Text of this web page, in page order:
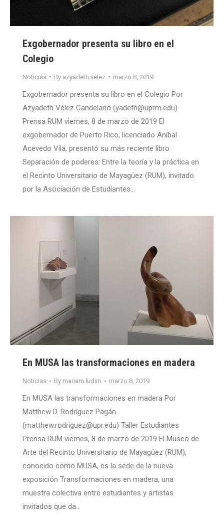
Exgobernador presenta su libro en el
Colegio
Noticias By azyadeth.velez marzo 8, 2019
Exgobernador presenta su libro en el Colegio Por
Azyadeth Vélez Candelario (yadeth@uprm.edu)
Prensa RUM viernes, 8 de marzo de 2019 El
exgobernador de Puerto Rico, licenciado Aníbal
Acevedo Vilá, presentó su más reciente libro
Separación de poderes: Entre la teoría y la práctica en
el Recinto Universitario de Mayagüez (RUM), invitado
por la Asociación de Estudiantes…
En MUSA las transformaciones en madera
Noticias By mariam.ludim marzo 8, 2019
En MUSA las transformaciones en madera Por
Matthew D. Rodríguez Pagán
(matthew.rodriguez@upr.edu) Taller Estudiantes
Prensa RUM viernes, 8 de marzo de 2019 El Museo de
Arte del Recinto Universitario de Mayagüez (RUM),
conocido como MUSA, es la sede de la nueva
exposición Transformaciones en madera, una
muestra colectiva entre estudiantes y artistas
invitados que da…